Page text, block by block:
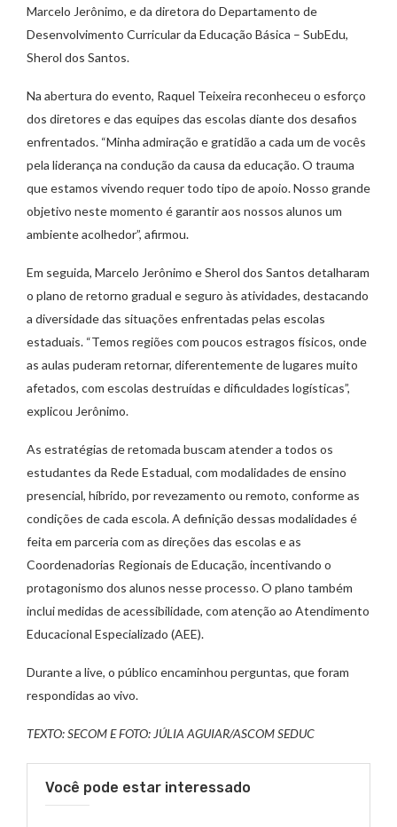
Marcelo Jerônimo, e da diretora do Departamento de
Desenvolvimento Curricular da Educação Básica – SubEdu,
Sherol dos Santos.
Na abertura do evento, Raquel Teixeira reconheceu o esforço
dos diretores e das equipes das escolas diante dos desafios
enfrentados. “Minha admiração e gratidão a cada um de vocês
pela liderança na condução da causa da educação. O trauma
que estamos vivendo requer todo tipo de apoio. Nosso grande
objetivo neste momento é garantir aos nossos alunos um
ambiente acolhedor”, afirmou.
Em seguida, Marcelo Jerônimo e Sherol dos Santos detalharam
o plano de retorno gradual e seguro às atividades, destacando
a diversidade das situações enfrentadas pelas escolas
estaduais. “Temos regiões com poucos estragos físicos, onde
as aulas puderam retornar, diferentemente de lugares muito
afetados, com escolas destruídas e dificuldades logísticas”,
explicou Jerônimo.
As estratégias de retomada buscam atender a todos os
estudantes da Rede Estadual, com modalidades de ensino
presencial, híbrido, por revezamento ou remoto, conforme as
condições de cada escola. A definição dessas modalidades é
feita em parceria com as direções das escolas e as
Coordenadorias Regionais de Educação, incentivando o
protagonismo dos alunos nesse processo. O plano também
inclui medidas de acessibilidade, com atenção ao Atendimento
Educacional Especializado (AEE).
Durante a live, o público encaminhou perguntas, que foram
respondidas ao vivo.
TEXTO: SECOM E FOTO: JÚLIA AGUIAR/ASCOM SEDUC
Você pode estar interessado